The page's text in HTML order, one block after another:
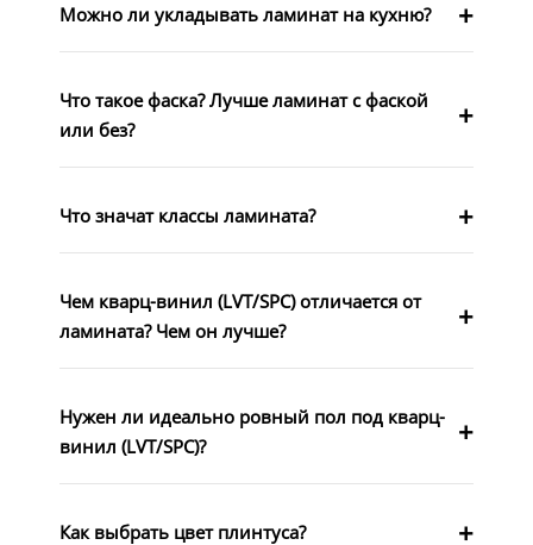
Можно ли укладывать ламинат на кухню?
Что такое фаска? Лучше ламинат с фаской
или без?
Что значат классы ламината?
Чем кварц-винил (LVT/SPC) отличается от
ламината? Чем он лучше?
Нужен ли идеально ровный пол под кварц-
винил (LVT/SPC)?
Как выбрать цвет плинтуса?